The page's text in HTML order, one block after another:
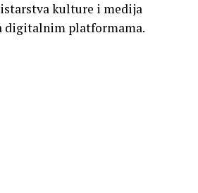
kulture i medija
digitalnim platformama.